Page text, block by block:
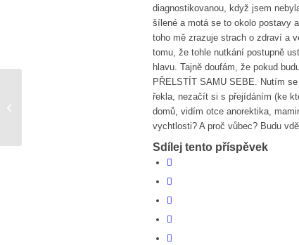
diagnostikovanou, když jsem
šílené a motá se to okolo postavy
toho mě zrazuje strach o zdraví a
tomu, že tohle nutkání postupně
hlavu. Tajně doufám, že pokud
PŘELSTÍT SAMU SEBE. Nutím
řekla, nezačít si s přejídáním (ke
domů, vidím otce anorektika,
vychtlosti? A proč vůbec? Budu
Sdílej tento příspěvek